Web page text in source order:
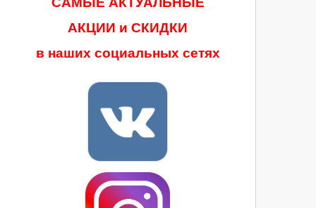
АКЦИИ и СКИДКИ
в наших социальных сетях